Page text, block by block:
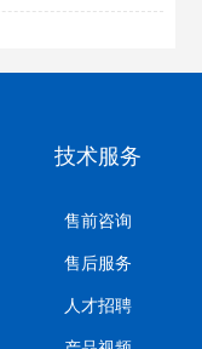
技术服务
售前咨询
售后服务
人才招聘